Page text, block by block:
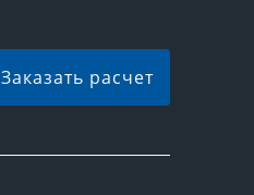
Заказать расчет